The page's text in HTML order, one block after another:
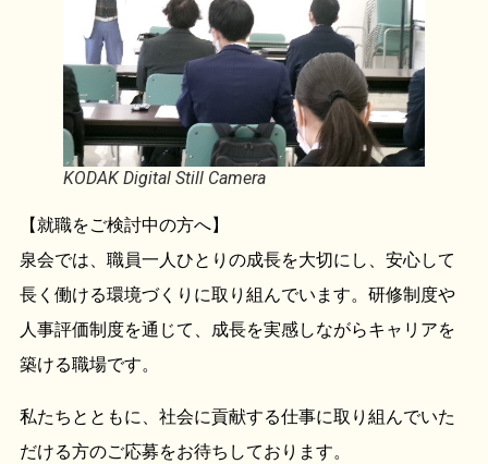
KODAK Digital Still Camera
【就職をご検討中の方へ】
泉会では、職員一人ひとりの成長を大切にし、安心して
長く働ける環境づくりに取り組んでいます。研修制度や
人事評価制度を通じて、成長を実感しながらキャリアを
築ける職場です。
私たちとともに、社会に貢献する仕事に取り組んでいた
だける方のご応募をお待ちしております。